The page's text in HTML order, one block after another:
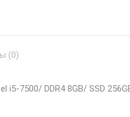
(0)
i5-7500/ DDR4 8GB/ SSD